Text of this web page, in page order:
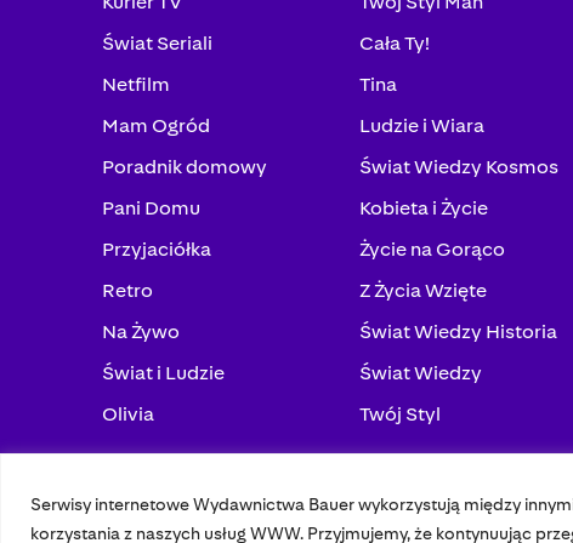
Serwisy internetowe Wydawnictwa Bauer wykorzystują między
korzystania z naszych usług WWW. Przyjmujemy, że kontynuując
Świat Seriali
Netfilm
Mam Ogród
Poradnik domowy
Pani Domu
Przyjaciółka
Retro
Na Żywo
Świat i Ludzie
Olivia
Cała Ty!
Tina
Ludzie i Wiara
Świat Wiedzy Kosmos
Kobieta i Życie
Życie na Gorąco
Z Życia Wzięte
Świat Wiedzy Historia
Świat Wiedzy
Twój Styl
© 2023 Bauer Media Group, All Rights Reserved.